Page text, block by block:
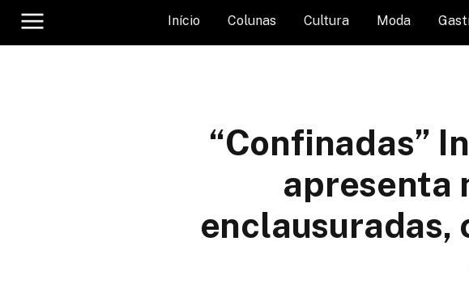
Início Colunas Cultura Moda
“Confinadas”
apresenta
enclausuradas,